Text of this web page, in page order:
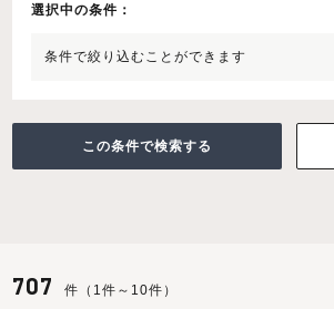
選択中の条件：
条件で絞り込むことができます
707 件（1件～10件）